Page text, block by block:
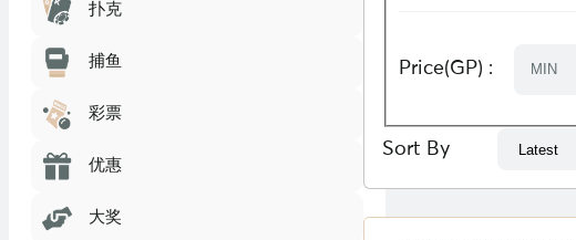
扑克
捕鱼
彩票
优惠
大奖
Price(GP) :
Sort By